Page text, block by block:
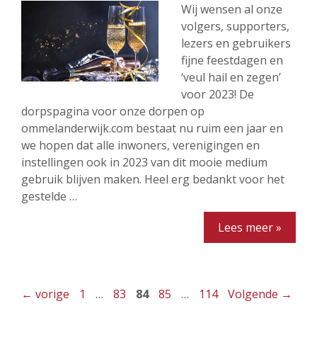
Wij wensen al onze
volgers, supporters,
lezers en gebruikers
fijne feestdagen en
‘veul hail en zegen’
voor 2023! De
dorpspagina voor onze dorpen op
ommelanderwijk.com bestaat nu ruim een jaar en
we hopen dat alle inwoners, verenigingen en
instellingen ook in 2023 van dit mooie medium
gebruik blijven maken. Heel erg bedankt voor het
gestelde …
Lees meer »
← vorige Pagina
1 … Pagina
83 Pagina
84 Pagina
85 … Pagina
114 Volgende →